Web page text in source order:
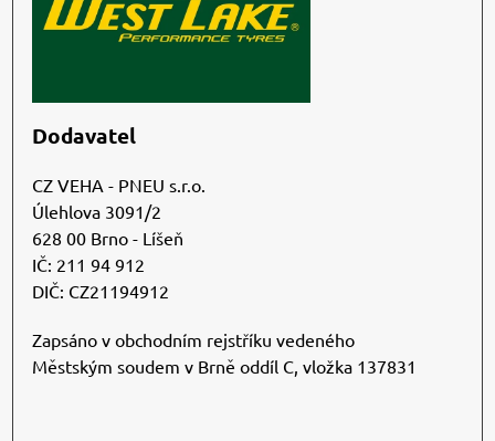
Dodavatel
CZ VEHA - PNEU s.r.o.
Úlehlova 3091/2
628 00 Brno - Líšeň
IČ: 211 94 912
DIČ: CZ21194912
Zapsáno v obchodním rejstříku vedeného
Městským soudem v Brně oddíl C, vložka 137831